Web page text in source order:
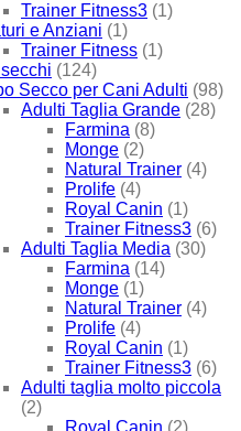
Trainer Fitness3 (1)
e Anziani (1)
Trainer Fitness (1)
(124)
Secco per Cani Adulti (98)
Adulti Taglia Grande (28)
Farmina (8)
Monge (2)
Natural Trainer (4)
Prolife (4)
Royal Canin (1)
Trainer Fitness3 (6)
Adulti Taglia Media (30)
Farmina (14)
Monge (1)
Natural Trainer (4)
Prolife (4)
Royal Canin (1)
Trainer Fitness3 (6)
Adulti taglia molto piccola
(2)
Royal Canin (2)